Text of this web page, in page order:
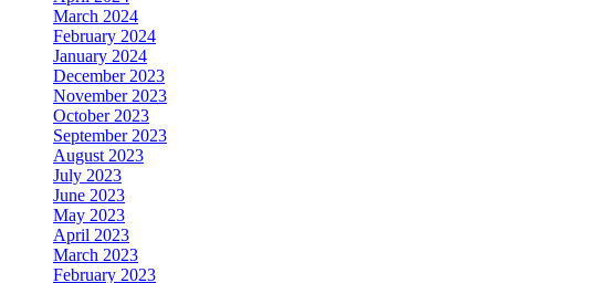
March 2024
February 2024
January 2024
December 2023
November 2023
October 2023
September 2023
August 2023
July 2023
June 2023
May 2023
April 2023
March 2023
February 2023